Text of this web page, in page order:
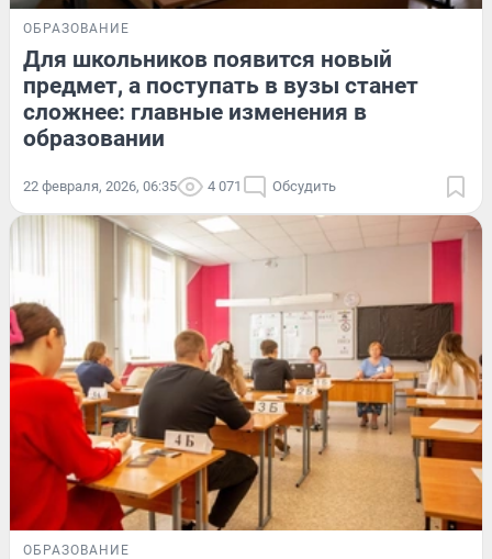
ОБРАЗОВАНИЕ
Для школьников появится новый
предмет, а поступать в вузы станет
сложнее: главные изменения в
образовании
22 февраля, 2026, 06:35 4 071 Обсудить
ОБРАЗОВАНИЕ